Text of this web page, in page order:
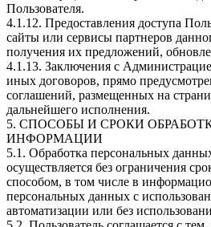
Пользователя.
4.1.12. Предоставления доступа
сайты или сервисы партнеров
получения их предложений,
4.1.13. Заключения с
иных договоров, прямо
соглашений, размещенных на
дальнейшего исполнения.
5. СПОСОБЫ И СРОКИ
ИНФОРМАЦИИ
5.1. Обработка персональных
осуществляется без ограничения
способом, в том числе в
персональных данных с
автоматизации или без